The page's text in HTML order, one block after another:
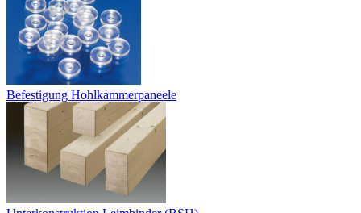
Befestigung Hohlkammerpaneele